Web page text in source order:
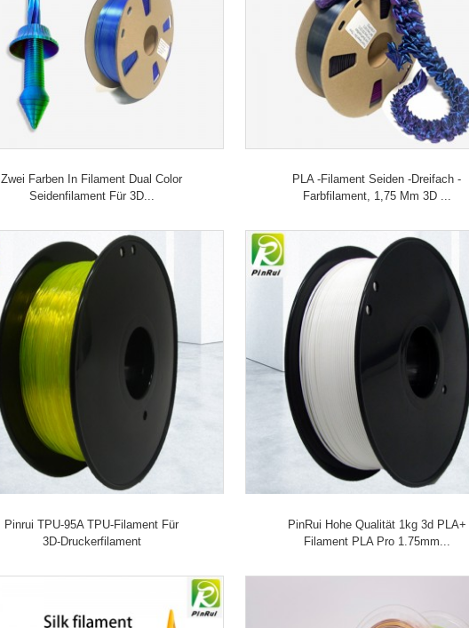
Zwei Farben In Filament Dual Color
Seidenfilament Für 3D...
PLA -Filament Seiden -Dreifach -
Farbfilament, 1,75 Mm 3D ...
Pinrui TPU-95A TPU-Filament Für
3D-Druckerfilament
PinRui Hohe Qualität 1kg 3d PLA+
Filament PLA Pro 1.75mm...